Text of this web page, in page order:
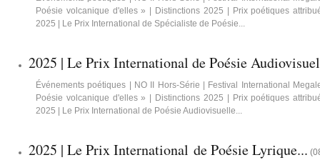
Poésie volcanique d'elles » | Distinctions 2025 | Prix poétiques
2025 | Le Prix International de Spécialiste de Poésie...
2025 | Le Prix International de Poésie
Événements poétiques | NO II Hors-Série | Festival International
Poésie volcanique d'elles » | Distinctions 2025 | Prix poétiques
2025 | Le Prix International de Poésie Audiovisuelle...
​2025 | Le Prix International de Poésie Lyrique... (